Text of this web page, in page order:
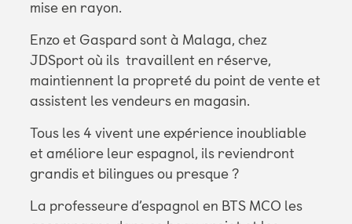
mise en rayon.
Enzo et Gaspard sont à Malaga, chez
JDSport où ils travaillent en réserve,
maintiennent la propreté du point de vente et
assistent les vendeurs en magasin.
Tous les 4 vivent une expérience inoubliable
et améliore leur espagnol, ils reviendront
grandis et bilingues ou presque ?
La professeure d’espagnol en BTS MCO les